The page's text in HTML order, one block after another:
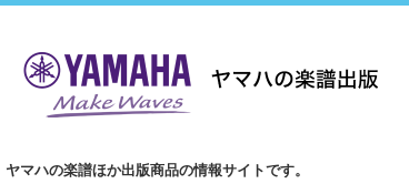
ヤマハの楽譜ほか出版商品の情報サイトです。